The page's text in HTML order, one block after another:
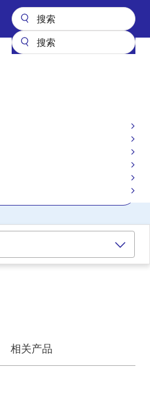
PROG
Kit for
相关产品